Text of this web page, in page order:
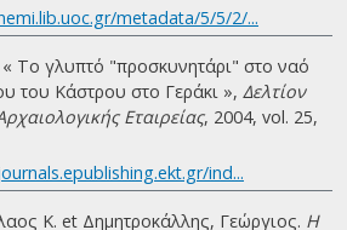
metadata/5/5/2/...
Το γλυπτό "προσκυνητάρι" στο ναό
του Κάστρου στο Γεράκι », Δελτίον
Εταιρείας, 2004, vol. 25,
ind...
Κ. et Δημητροκάλλης, Γεώργιος. Η